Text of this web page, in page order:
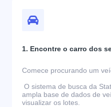
1. Encontre o carro dos
Comece procurando um
O sistema de busca da
ampla base de dados de
visualizar os lotes.